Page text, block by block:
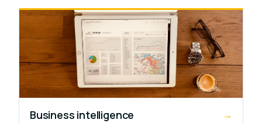
Business intelligence →